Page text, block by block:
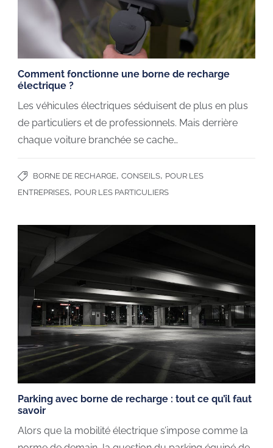
Comment fonctionne une borne de recharge
électrique ?
Les véhicules électriques séduisent de plus en plus
de particuliers et de professionnels. Mais derrière
chaque voiture branchée se cache…
BORNE DE RECHARGE, CONSEILS, POUR LES
ENTREPRISES, POUR LES PARTICULIERS
Parking avec borne de recharge : tout ce qu’il faut
savoir
Alors que la mobilité électrique s’impose comme la